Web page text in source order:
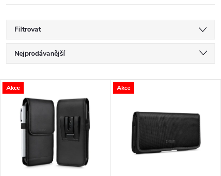
Filtrovat
Ř
a
Nejprodávanější
Nejdražší
Abecedně
V
Akce Akce